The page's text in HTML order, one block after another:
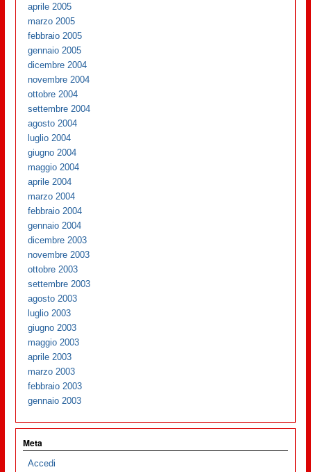
aprile 2005
marzo 2005
febbraio 2005
gennaio 2005
dicembre 2004
novembre 2004
ottobre 2004
settembre 2004
agosto 2004
luglio 2004
giugno 2004
maggio 2004
aprile 2004
marzo 2004
febbraio 2004
gennaio 2004
dicembre 2003
novembre 2003
ottobre 2003
settembre 2003
agosto 2003
luglio 2003
giugno 2003
maggio 2003
aprile 2003
marzo 2003
febbraio 2003
gennaio 2003
Meta
Accedi